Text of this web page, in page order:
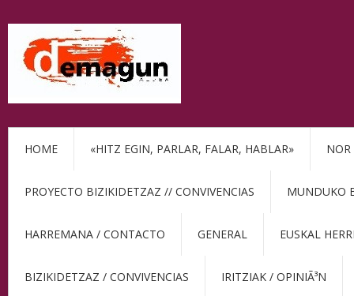
HOME «HITZ EGIN, PARLAR, FALAR, HABLAR» NOR
PROYECTO BIZIKIDETZAZ // CONVIVENCIAS MUNDUKO
HARREMANA / CONTACTO GENERAL EUSKAL
BIZIKIDETZAZ / CONVIVENCIAS IRITZIAK / OPINIÃ³N